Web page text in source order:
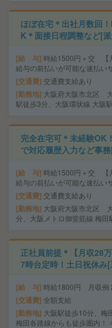
ほぼ在宅＊出社月数回
K＊面接日程調整など[
給 与 時給1500円＋交 【
給与の前払いが可能な速払い
交通費 交通費支給あり
勤務地 大阪府大阪市北区
駅徒歩3分、大阪環状線 大阪
完全在宅可＊未経験OK
で対応履歴入力など事
給 与 時給1500円＋交 【
給与の前払いが可能な速払い
交通費 交通費支給あり
勤務地 大阪府大阪市北区
分、大阪メトロ御堂筋線 梅田
正社員前提＊【月収28
7時台定時！土日祝休み
給 与 時給1800円 月収例
交通費 全額支給
勤務地 大阪駅徒歩10分、
梅田各路線からも徒歩圏内！